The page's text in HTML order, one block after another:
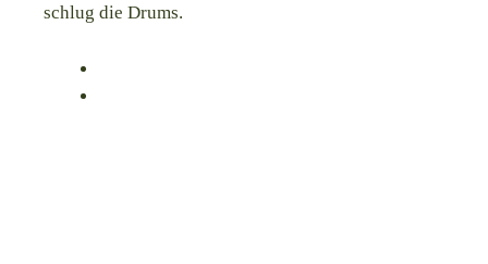
schlug die Drums.